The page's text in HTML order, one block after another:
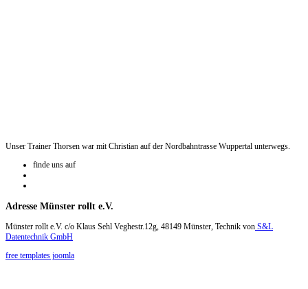
Unser Trainer Thorsen war mit Christian auf der Nordbahntrasse Wuppertal unterwegs.
finde uns auf
Adresse Münster rollt e.V.
Münster rollt e.V. c/o Klaus Sehl Veghestr.12g, 48149 Münster, Technik von S&L
Datentechnik GmbH
free templates joomla